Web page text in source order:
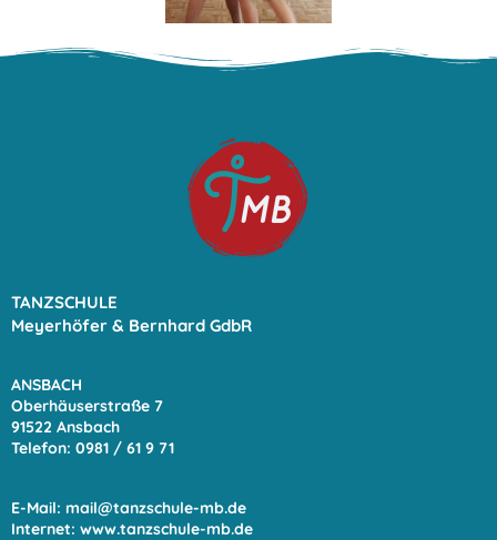
TANZSCHULE
Meyerhöfer & Bernhard GdbR
ANSBACH
Oberhäuserstraße 7
91522 Ansbach
Telefon: 0981 / 61 9 71
E-Mail: mail@tanzschule-mb.de
Internet: www.tanzschule-mb.de